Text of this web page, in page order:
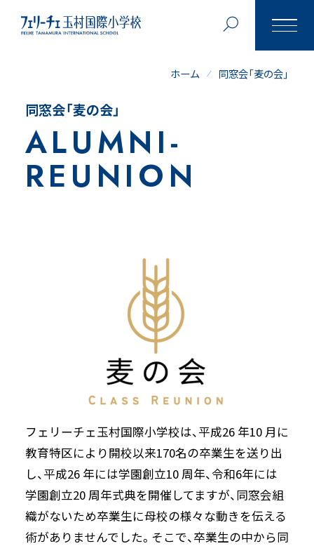
ホーム 同窓会「麦の会」
同窓会「麦の会」
ALUMNI-
REUNION
フェリーチェ玉村国際小学校は、平成26 年10 月に
教育特区により開校以来170名の卒業生を送り出
し、平成26 年には学園創立10 周年、令和6年には
学園創立20 周年式典を開催してますが、同窓会組
織がないため卒業生に母校の様々な動きを伝える
術がありませんでした。そこで、卒業生の中から同